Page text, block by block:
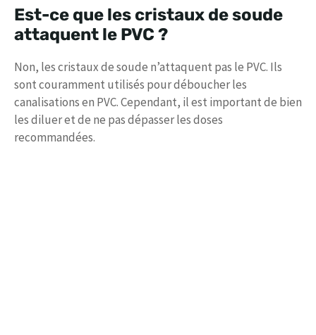
Est-ce que les cristaux de soude
attaquent le PVC ?
Non, les cristaux de soude n’attaquent pas le PVC. Ils
sont couramment utilisés pour déboucher les
canalisations en PVC. Cependant, il est important de bien
les diluer et de ne pas dépasser les doses
recommandées.